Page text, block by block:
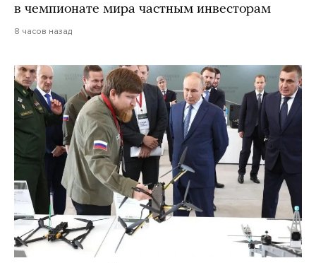
в чемпионате мира частным инвесторам
8 часов назад